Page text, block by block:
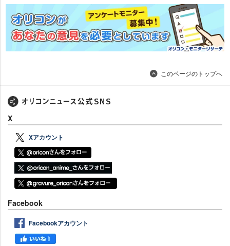
このページのトップへ
X
Xアカウント
Facebook
Facebookアカウント